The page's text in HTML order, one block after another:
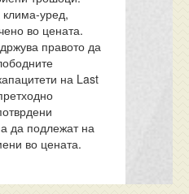
уред,
во цената.
правото да
на Last
да подлежат на
во цената.